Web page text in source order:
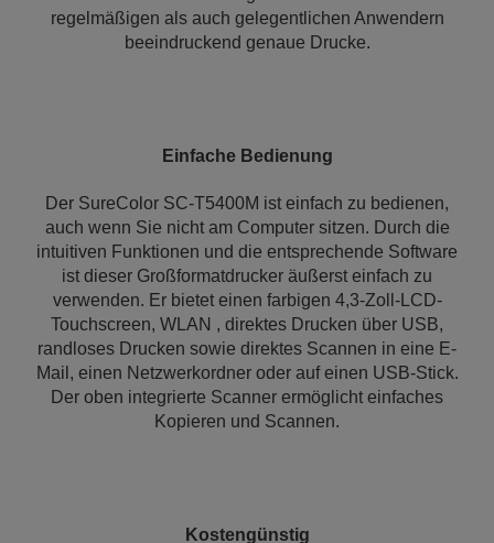
regelmäßigen als auch gelegentlichen Anwendern
beeindruckend genaue Drucke.
Einfache Bedienung
Der SureColor SC-T5400M ist einfach zu bedienen,
auch wenn Sie nicht am Computer sitzen. Durch die
intuitiven Funktionen und die entsprechende Software
ist dieser Großformatdrucker äußerst einfach zu
verwenden. Er bietet einen farbigen 4,3-Zoll-LCD-
Touchscreen, WLAN , direktes Drucken über USB,
randloses Drucken sowie direktes Scannen in eine E-
Mail, einen Netzwerkordner oder auf einen USB-Stick.
Der oben integrierte Scanner ermöglicht einfaches
Kopieren und Scannen.
Kostengünstig